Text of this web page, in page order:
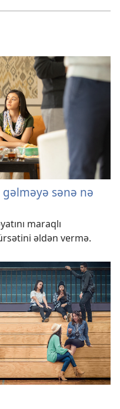
sənə nə
maraqlı
əldən vermə.